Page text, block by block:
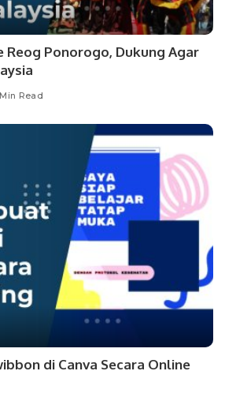
Reog Ponorogo, Dukung Agar
Read
di Canva Secara Online